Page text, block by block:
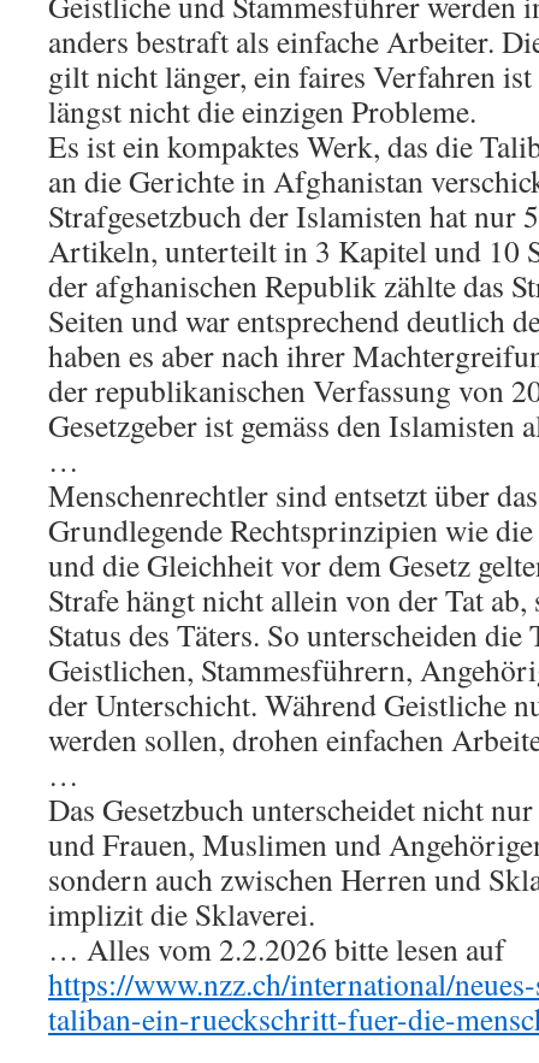
anders bestraft als einfache Arbeiter.
gilt nicht länger, ein faires Verfahren
längst nicht die einzigen Probleme.
Es ist ein kompaktes Werk, das die
an die Gerichte in Afghanistan
Strafgesetzbuch der Islamisten hat nur
Artikeln, unterteilt in 3 Kapitel und 10
der afghanischen Republik zählte das
Seiten und war entsprechend deutlich
haben es aber nach ihrer
der republikanischen Verfassung von
Gesetzgeber ist gemäss den Islamisten
…
Menschenrechtler sind entsetzt über
Grundlegende Rechtsprinzipien wie
und die Gleichheit vor dem Gesetz
Strafe hängt nicht allein von der Tat
Status des Täters. So unterscheiden
Geistlichen, Stammesführern,
der Unterschicht. Während Geistliche
werden sollen, drohen einfachen
…
Das Gesetzbuch unterscheidet nicht
und Frauen, Muslimen und
sondern auch zwischen Herren und
implizit die Sklaverei.
… Alles vom 2.2.2026 bitte lesen auf
https://www.nzz.ch/international/
taliban-ein-rueckschritt-fuer-die-